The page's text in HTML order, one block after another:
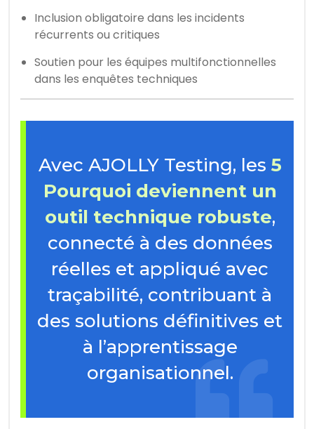
Inclusion obligatoire dans les incidents
récurrents ou critiques
Soutien pour les équipes multifonctionnelles
dans les enquêtes techniques
Avec AJOLLY Testing, les 5
Pourquoi deviennent un
outil technique robuste,
connecté à des données
réelles et appliqué avec
traçabilité, contribuant à
des solutions définitives et
à l’apprentissage
organisationnel.